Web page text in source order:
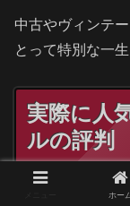
中古やヴィンテ
とって特別な一
実際に人
ルの評判
ホー